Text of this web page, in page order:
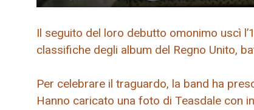
Il seguito del loro debutto omonimo uscì
classifiche degli album del Regno Unito,
Per celebrare il traguardo, la band ha
Hanno caricato una foto di Teasdale con